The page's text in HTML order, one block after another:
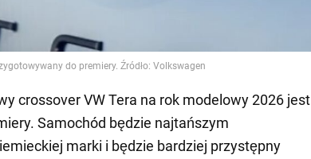
do premiery. Źródło: Volkswagen
crossover VW Tera na rok modelowy 2026 jest
Samochód będzie najtańszym
marki i będzie bardziej przystępny